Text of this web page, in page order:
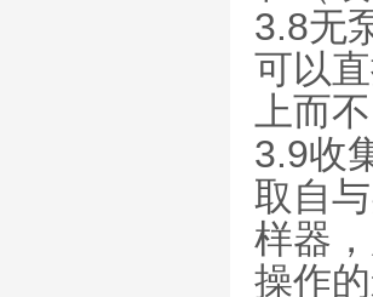
3.8无
可以
上而
3.9收
取自
样器
操作